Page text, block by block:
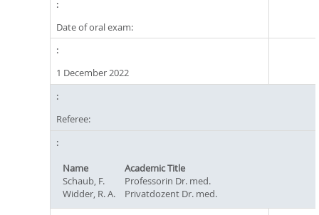
Date of oral exam:
1 December 2022
Referee:
Name
Academic Title
Schaub, F.
Professorin Dr. med.
Widder, R. A.
Privatdozent Dr. med.